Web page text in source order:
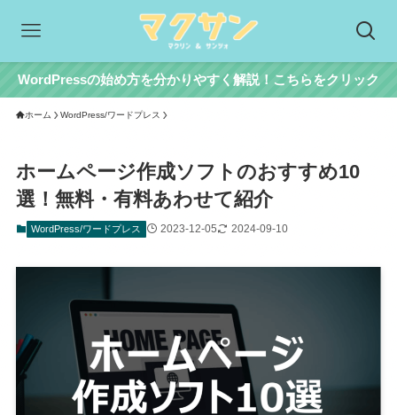
WordPressの始め方を分かりやすく解説！こちらをクリック
ホーム WordPress/ワードプレス
ホームページ作成ソフトのおすすめ10
選！無料・有料あわせて紹介
WordPress/ワードプレス 2023-12-05 2024-09-10